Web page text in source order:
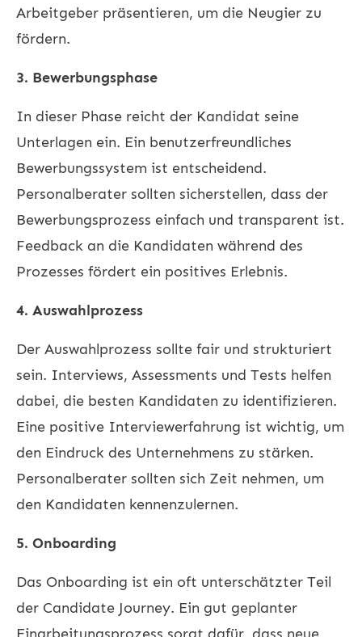
Arbeitgeber präsentieren, um die Neugier zu
fördern.
3. Bewerbungsphase
In dieser Phase reicht der Kandidat seine
Unterlagen ein. Ein benutzerfreundliches
Bewerbungssystem ist entscheidend.
Personalberater sollten sicherstellen, dass der
Bewerbungsprozess einfach und transparent ist.
Feedback an die Kandidaten während des
Prozesses fördert ein positives Erlebnis.
4. Auswahlprozess
Der Auswahlprozess sollte fair und strukturiert
sein. Interviews, Assessments und Tests helfen
dabei, die besten Kandidaten zu identifizieren.
Eine positive Interviewerfahrung ist wichtig, um
den Eindruck des Unternehmens zu stärken.
Personalberater sollten sich Zeit nehmen, um
den Kandidaten kennenzulernen.
5. Onboarding
Das Onboarding ist ein oft unterschätzter Teil
der Candidate Journey. Ein gut geplanter